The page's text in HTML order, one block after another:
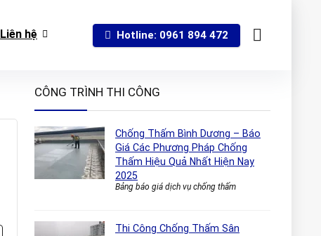
Liên hệ Hotline: 0961 894 472
CÔNG TRÌNH THI CÔNG
Chống Thấm Bình Dương – Báo
Giá Các Phương Pháp Chống
Thấm Hiệu Quả Nhất Hiện Nay
2025
Bảng báo giá dịch vụ chống thấm
Thi Công Chống Thấm Sân